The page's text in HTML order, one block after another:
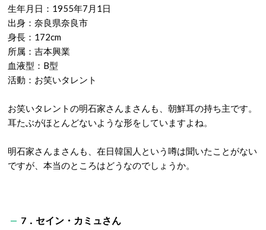
生年月日：1955年7月1日
出身：奈良県奈良市
身長：172cm
所属：吉本興業
血液型：B型
活動：お笑いタレント
お笑いタレントの明石家さんまさんも、朝鮮耳の持ち主です。
耳たぶがほとんどないような形をしていますよね。
明石家さんまさんも、在日韓国人という噂は聞いたことがない
ですが、本当のところはどうなのでしょうか。
7．セイン・カミュさん